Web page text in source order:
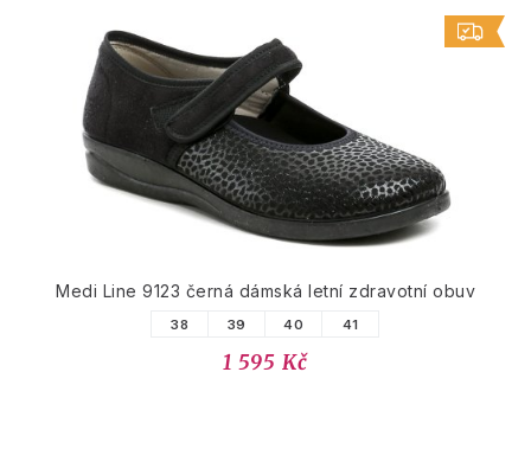
Medi Line 9123 černá dámská letní zdravotní obuv
38 39 40 41
1 595 Kč